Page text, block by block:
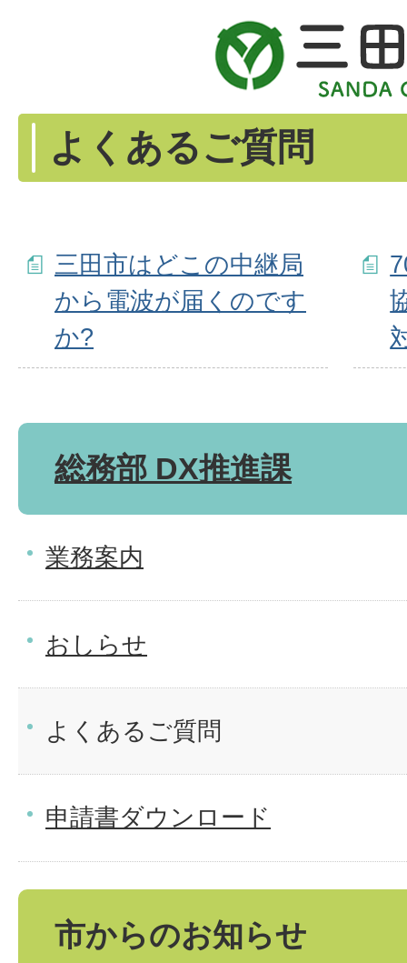
よくあるご質問
三田市はどこの中継局
から電波が届くのです
か?
総務部 DX推進課
業務案内
おしらせ
よくあるご質問
申請書ダウンロード
市からのお知らせ